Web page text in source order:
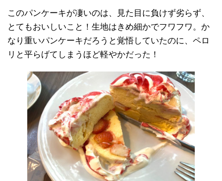
このパンケーキが凄いのは、見た目に負けず劣らず、
とてもおいしいこと！生地はきめ細かでフワフワ。か
なり重いパンケーキだろうと覚悟していたのに、ペロ
リと平らげてしまうほど軽やかだった！